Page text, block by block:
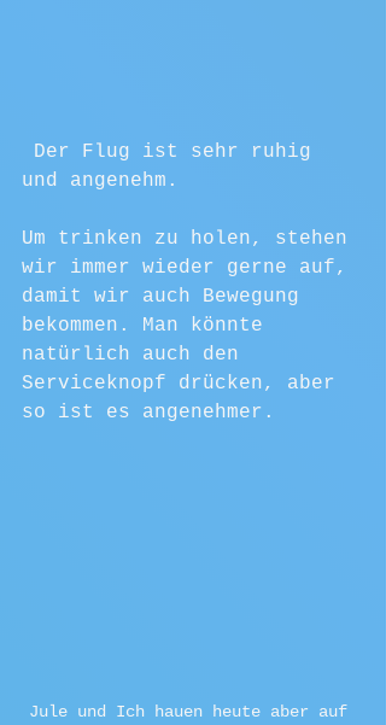
und angenehm.
Um trinken zu holen, stehen
wir immer wieder gerne auf,
damit wir auch Bewegung
bekommen. Man könnte
natürlich auch den
Serviceknopf drücken, aber
so ist es angenehmer.
Jule und Ich hauen heute aber auf